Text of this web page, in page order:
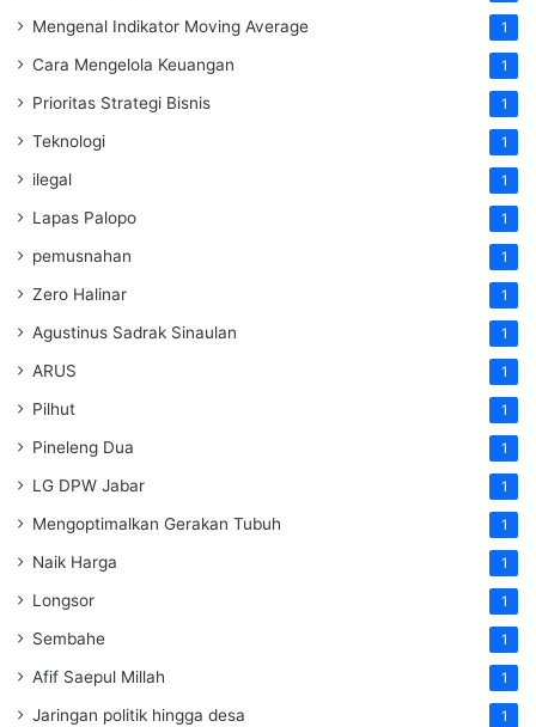
Mengenal Indikator Moving Average 1
Cara Mengelola Keuangan 1
Prioritas Strategi Bisnis 1
Teknologi 1
ilegal 1
Lapas Palopo 1
pemusnahan 1
Zero Halinar 1
Agustinus Sadrak Sinaulan 1
ARUS 1
Pilhut 1
Pineleng Dua 1
LG DPW Jabar 1
Mengoptimalkan Gerakan Tubuh 1
Naik Harga 1
Longsor 1
Sembahe 1
Afif Saepul Millah 1
Jaringan politik hingga desa 1